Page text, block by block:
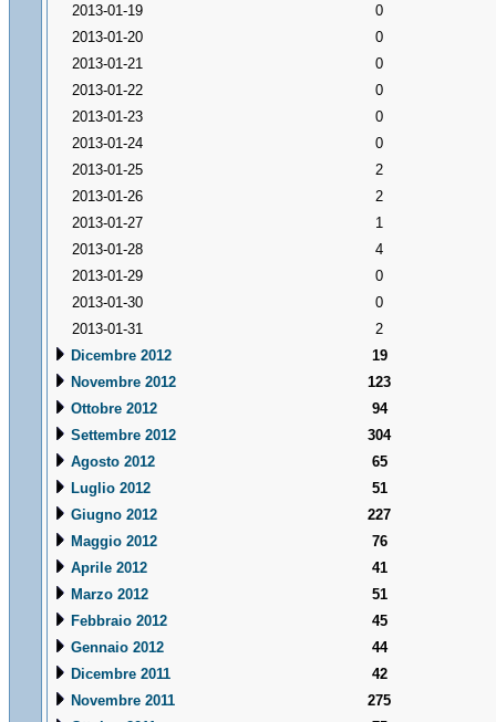
2013-01-19
0
2013-01-20
0
2013-01-21
0
2013-01-22
0
2013-01-23
0
2013-01-24
0
2013-01-25
2
2013-01-26
2
2013-01-27
1
2013-01-28
4
2013-01-29
0
2013-01-30
0
2013-01-31
2
Dicembre 2012
19
Novembre 2012
123
Ottobre 2012
94
Settembre 2012
304
Agosto 2012
65
Luglio 2012
51
Giugno 2012
227
Maggio 2012
76
Aprile 2012
41
Marzo 2012
51
Febbraio 2012
45
Gennaio 2012
44
Dicembre 2011
42
Novembre 2011
275